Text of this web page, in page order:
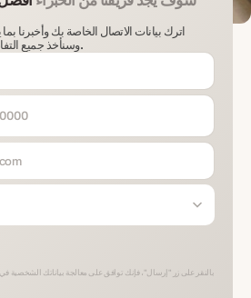
اترك بيانات الاتصال الخاصة بك وأخبرنا
وسنأخذ جميع التفاصيل في الاعتبار أثناء البحث.
بالنقر على زر "إرسال"، فإنك توافق على معالجة بياناتك الشخصية في